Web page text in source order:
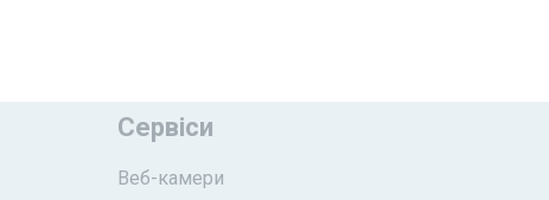
Сервіси
Веб-камери